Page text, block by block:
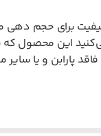
برای حجم دهی
کنید این محصول
پارابن و یا